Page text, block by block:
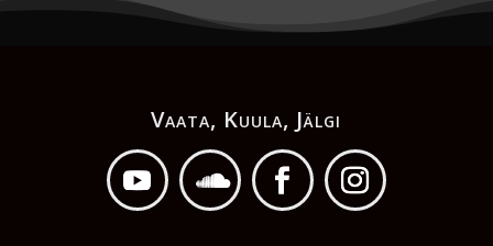
Vaata, Kuula, Jälgi